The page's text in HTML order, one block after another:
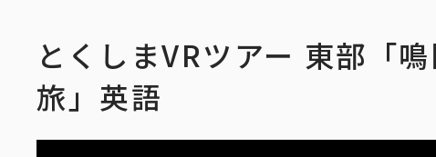
とくしまVRツアー 東部「
旅」英語